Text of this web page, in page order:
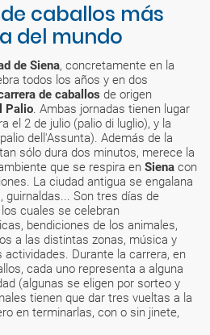
caballos más
del mundo
de Siena, concretamente en la
todos los años y en dos
de caballos de origen
Palio. Ambas jornadas tienen lugar
el 2 de julio (palio di luglio), y la
dell'Assunta). Además de la
sólo dura dos minutos, merece la
que se respira en Siena con
La ciudad antigua se engalana
guirnaldas... Son tres días de
cuales se celebran
bendiciones de los animales,
a las distintas zonas, música y
Durante la carrera, en
cada uno representa a alguna
(algunas se eligen por sorteo y
tienen que dar tres vueltas a la
en terminarlas, con o sin jinete,